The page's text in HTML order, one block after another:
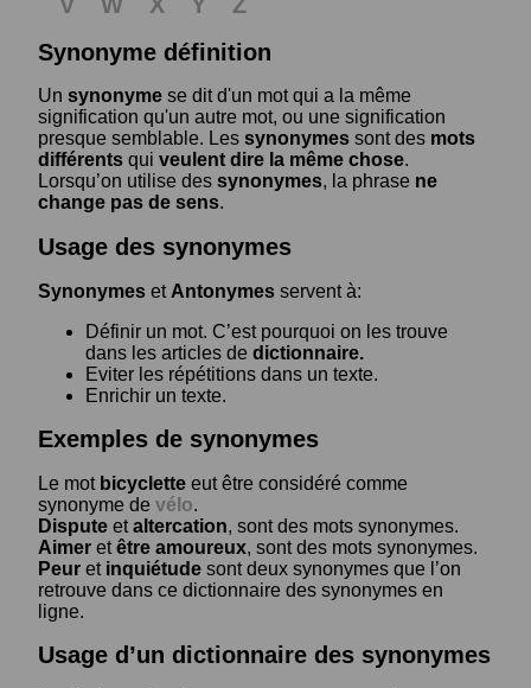
Synonyme définition
Un synonyme se dit d'un mot qui a la même
signification qu'un autre mot, ou une signification
presque semblable. Les synonymes sont des mots
différents qui veulent dire la même chose.
Lorsqu’on utilise des synonymes, la phrase ne
change pas de sens.
Usage des synonymes
Synonymes et Antonymes servent à:
Définir un mot. C’est pourquoi on les trouve
dans les articles de dictionnaire.
Eviter les répétitions dans un texte.
Enrichir un texte.
Exemples de synonymes
Le mot bicyclette eut être considéré comme
synonyme de vélo.
Dispute etaltercation, sont des mots synonymes.
Aimer etêtre amoureux, sont des mots synonymes.
Peur et inquiétude sont deux synonymes que l’on
retrouve dans ce dictionnaire des synonymes en
ligne.
Usage d’un dictionnaire des synonymes